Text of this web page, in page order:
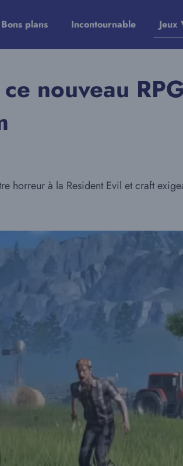
Bons plans Incontournable Jeux
nouveau
horreur à la Resident Evil et craft